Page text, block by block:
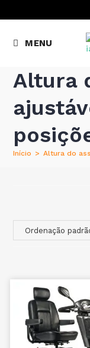
MENU
Altura
Início > Altura do